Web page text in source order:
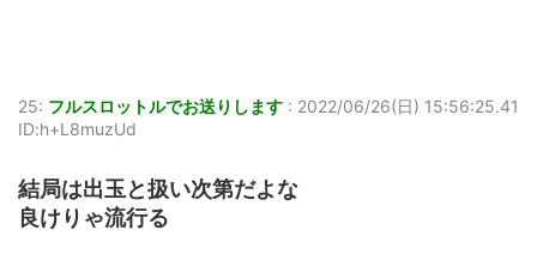
25: フルスロットルでお送りします : 2022/06/26(日) 15:56:25.41
ID:h+L8muzUd
結局は出玉と扱い次第だよな
良けりゃ流行る